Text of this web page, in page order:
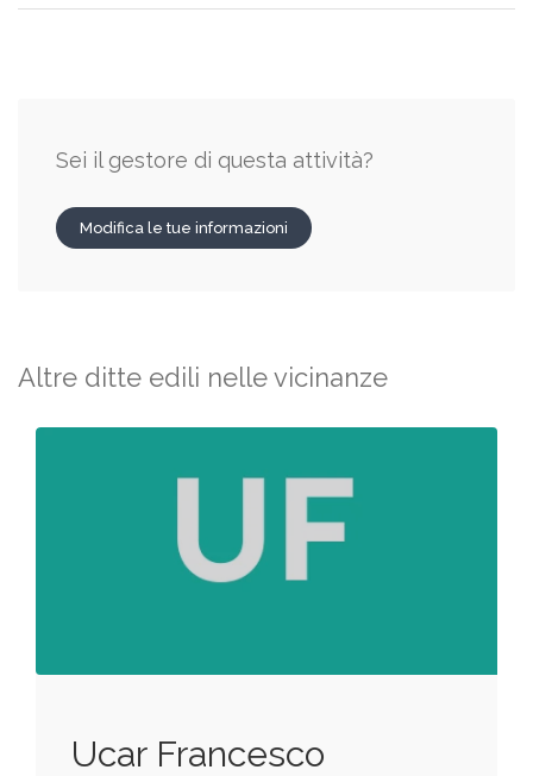
Sei il gestore di questa attività?
Modifica le tue informazioni
Altre ditte edili nelle vicinanze
Ucar Francesco